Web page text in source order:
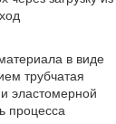
в виде
трубчатая
эластомерной
процесса